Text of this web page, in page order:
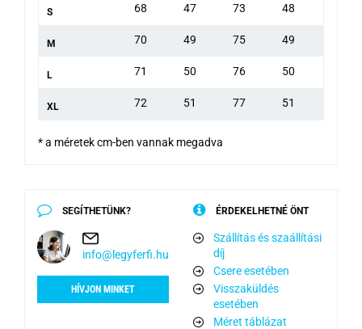
S 68 47 73 48
M 70 49 75 49
L 71 50 76 50
XL 72 51 77 51
* a méretek cm-ben vannak megadva
SEGÍTHETÜNK?
info@legyferfi.hu
HÍVJON MINKET
ÉRDEKELHETNÉ ÖNT
Szállítás és szaállítási
díj
Csere esetében
Visszaküldés
esetében
Méret táblázat